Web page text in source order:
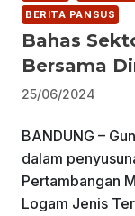
BERITA PANSUS
Bahas
Bersama
25/06/2024
BANDUNG –
dalam
Pertambangan
Logam Jenis